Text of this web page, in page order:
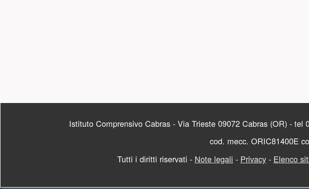
PIÈ DI PAGINA
Istituto Comprensivo Cabras - Via Trieste 09072 Cabras (OR) - tel
cod. mecc. ORIC81400E
Tutti i diritti riservati - Note legali - Privacy - Elenco